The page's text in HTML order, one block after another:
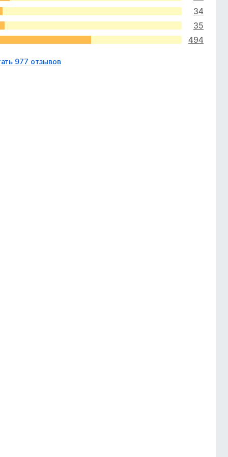
34
35
494
977 отзывов